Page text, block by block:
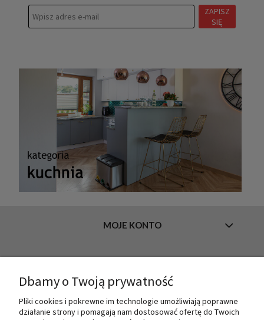
ZAPISZ
SIĘ
MOJE KONTO
O NAS
Dbamy o Twoją prywatność
Pliki cookies i pokrewne im technologie umożliwiają poprawne
działanie strony i pomagają nam dostosować ofertę do Twoich